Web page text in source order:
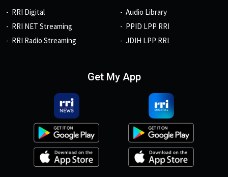
RRI Digital
RRI NET Streaming
RRI Radio Streaming
Audio Library
PPID LPP RRI
JDIH LPP RRI
Get My App